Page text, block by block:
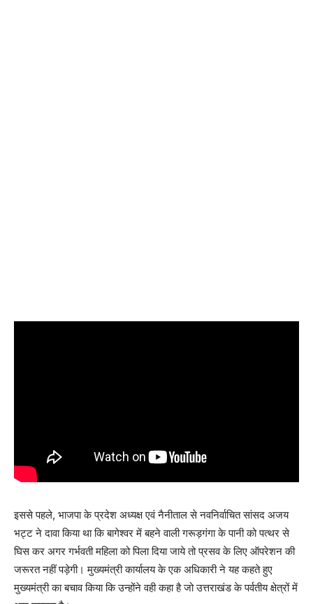
इससे पहले, भाजपा के प्रदेश अध्यक्ष एवं नैनीताल से नवनिर्वाचित सांसद अजय
भट्ट ने दावा किया था कि बागेश्वर में बहने वाली गरूड़गंगा के पानी को पत्थर से
घिस कर अगर गर्भवती महिला को पिला दिया जाये तो प्रसव के लिए ऑपरेशन की
जरूरत नहीं पड़ेगी। मुख्यमंत्री कार्यालय के एक अधिकारी ने यह कहते हुए
मुख्यमंत्री का बचाव किया कि उन्होंने वही कहा है जो उत्तराखंड के पर्वतीय क्षेत्रों में